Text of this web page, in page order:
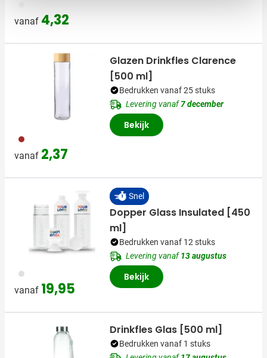
vanaf 4,32
011
vanaf 2,37
Glazen Drinkfles Clarence
[500 ml]
Bedrukken vanaf 25 stuks
Levering vanaf7 december
Bekijk
970
vanaf 19,95
Snel
Dopper Glass Insulated [450
ml]
Bedrukken vanaf 12 stuks
Levering vanaf13 augustus
Bekijk
Drinkfles Glas [500 ml]
Bedrukken vanaf 1 stuks